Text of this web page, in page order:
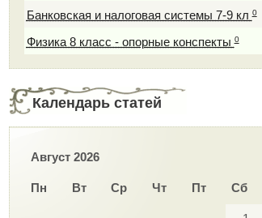
Банковская и налоговая системы 7-9 кл0
Физика 8 класс - опорные конспекты0
Календарь статей
Август 2026
Пн Вт Ср Чт Пт Сб